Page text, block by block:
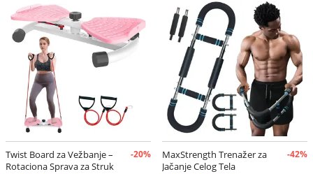
Twist Board za Vežbanje –
Rotaciona Sprava za Struk
-20%
MaxStrength Trenažer za
Jačanje Celog Tela
-42%